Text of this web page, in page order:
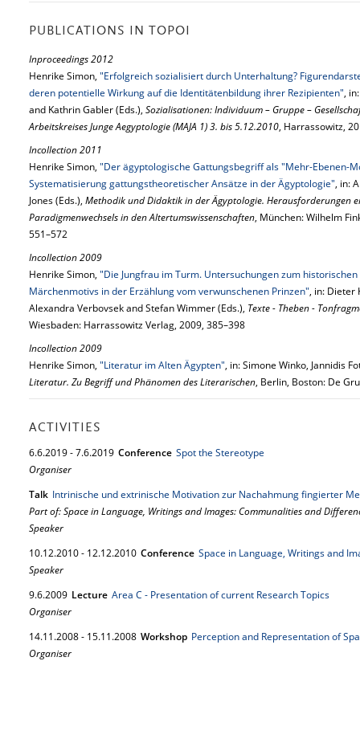
PUBLICATIONS IN TOPOI
Inproceedings 2012
Henrike Simon, "Erfolgreich sozialisiert durch Unterhaltung?
deren potentielle Wirkung auf die Identitätenbildung ihrer Rezipienten",
and Kathrin Gabler (Eds.), Sozialisationen: Individuum – Gruppe –
Arbeitskreises Junge Aegyptologie (MAJA 1) 3. bis 5.12.2010, Harrassowitz,
Incollection 2011
Henrike Simon, "Der ägyptologische Gattungsbegriff als "Mehr-Ebenen-
Systematisierung gattungstheoretischer Ansätze in der Ägyptologie", in:
Jones (Eds.), Methodik und Didaktik in der Ägyptologie. Herausforderungen
Paradigmenwechsels in den Altertumswissenschaften, München: Wilhelm
551–572
Incollection 2009
Henrike Simon, "Die Jungfrau im Turm. Untersuchungen zum
Märchenmotivs in der Erzählung vom verwunschenen Prinzen", in: Dieter
Alexandra Verbovsek and Stefan Wimmer (Eds.), Texte - Theben -
Wiesbaden: Harrassowitz Verlag, 2009, 385–398
Incollection 2009
Henrike Simon, "Literatur im Alten Ägypten", in: Simone Winko, Jannidis
Literatur. Zu Begriff und Phänomen des Literarischen, Berlin, Boston: De
ACTIVITIES
6.6.2019-7.6.2019 Conference Spot the Stereotype
Organiser
Talk Intrinische und extrinische Motivation zur Nachahmung fingierter
Part of: Space in Language, Writings and Images: Communalities and
Speaker
10.12.2010- 12.12.2010 Conference Space in Language, Writings and
Speaker
9.6.2009 Lecture Area C - Presentation of current Research Topics
Organiser
14.11.2008- 15.11.2008 Workshop Perception and Representation of
Organiser